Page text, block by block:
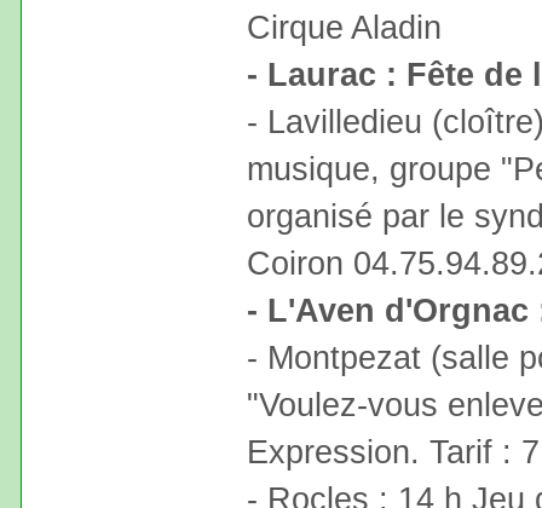
Cirque Aladin
- Laurac : Fête de
- Lavilledieu
musique, groupe
organisé par le
Coiron
- L'Aven
- Montpezat (salle
"Voulez-vous
Expression. Tarif :
- Rocles : 14 h Jeu